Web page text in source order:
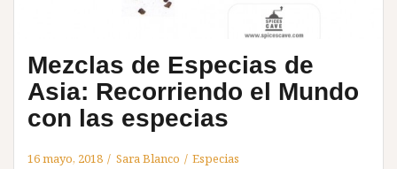
Mezclas de Especias de
Asia: Recorriendo el Mundo
con las especias
16 mayo, 2018 Sara Blanco Especias